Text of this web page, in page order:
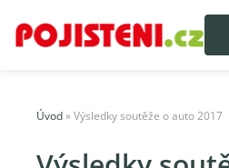
Úvod » Výsledky soutěže o auto 2017